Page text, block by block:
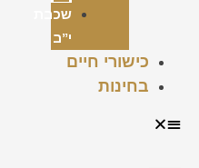
שכבת
י”ב
כישורי חיים
בחינות